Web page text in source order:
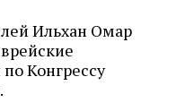
Ильхан Омар
Конгрессу